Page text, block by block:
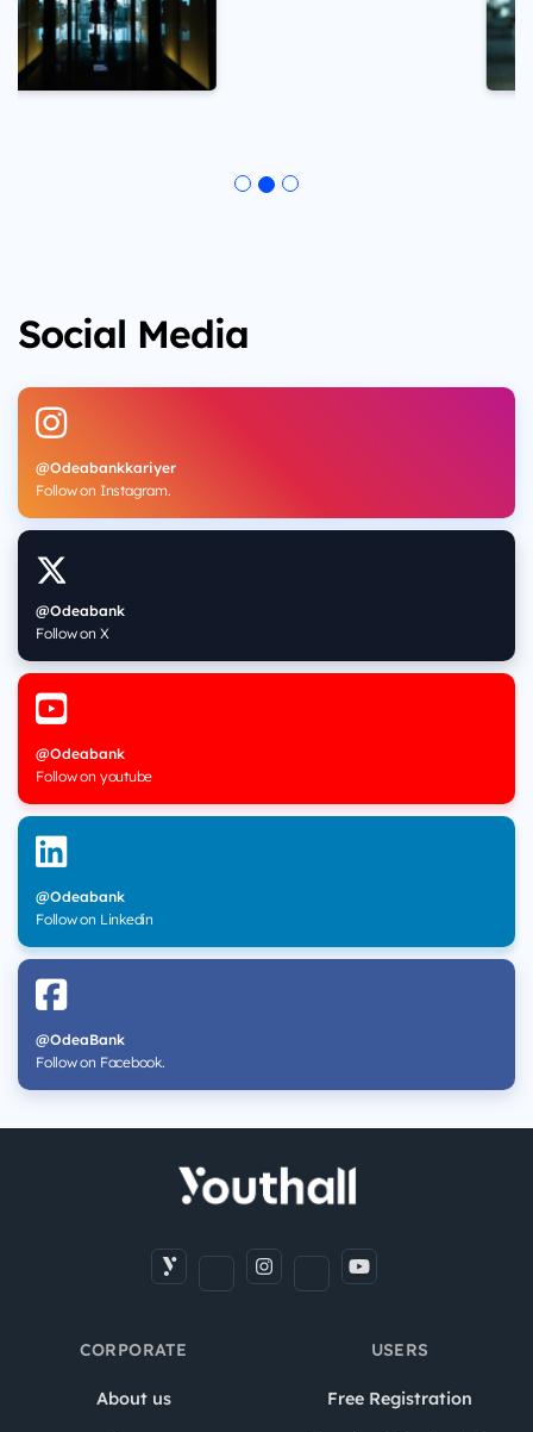
Social Media
@Odeabankkariyer
Follow on Instagram.
@Odeabank
Follow on X
@Odeabank
Follow on youtube
@Odeabank
Follow on Linkedin
@OdeaBank
Follow on Facebook.
CORPORATE
About us
USERS
Free Registration